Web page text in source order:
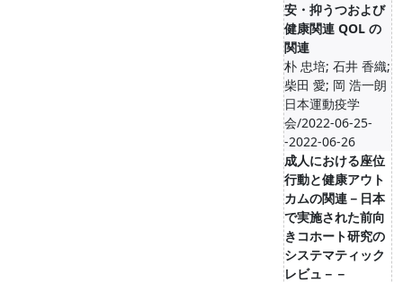
安・抑うつおよび
健康関連 QOL の
関連
朴 忠培; 石井 香織;
柴田 愛; 岡 浩一朗
日本運動疫学
会/2022-06-25-
-2022-06-26
成人における座位
行動と健康アウト
カムの関連－日本
で実施された前向
きコホート研究の
システマティック
レビュ－－